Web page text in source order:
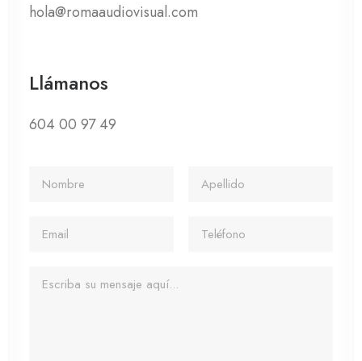
hola@romaaudiovisual.com
Llámanos
604 00 97 49